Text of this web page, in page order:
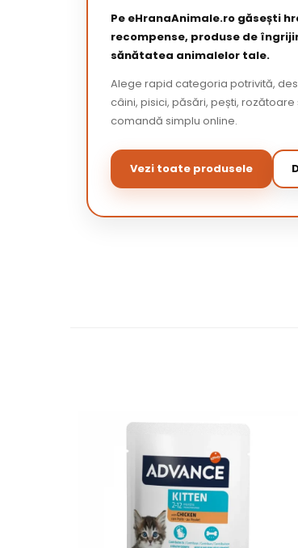
Pe eHranaAnimale.ro găsești
recompense, produse de
sănătatea animalelor tale.
Alege rapid categoria potrivită,
câini, pisici, păsări, pești,
comandă simplu online.
Vezi toate produsele